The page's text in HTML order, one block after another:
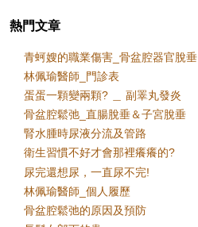
熱門文章
青蚵嫂的職業傷害_骨盆腔器官脫垂
林佩瑜醫師_門診表
蛋蛋一顆變兩顆? ＿ 副睪丸發炎
骨盆腔鬆弛_直腸脫垂＆子宮脫垂
腎水腫時尿液分流及管路
衛生習慣不好才會那裡癢癢的?
尿完還想尿，一直尿不完!
林佩瑜醫師_個人履歷
骨盆腔鬆弛的原因及預防